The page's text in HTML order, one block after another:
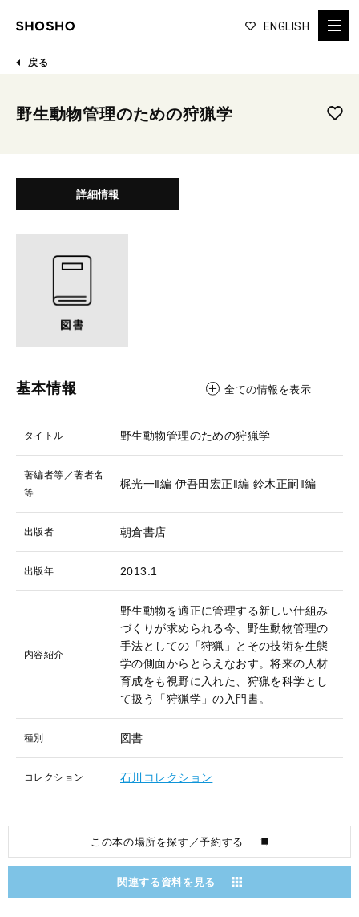
ENGLISH
戻る
野生動物管理のための狩猟学
詳細情報
基本情報 全ての情報を表示
タイトル 野生動物管理のための狩猟学
著編者等／著者名
等
梶光一‖編 伊吾田宏正‖編 鈴木正嗣‖編
出版者 朝倉書店
出版年 2013.1
内容紹介
野生動物を適正に管理する新しい仕組み
づくりが求められる今、野生動物管理の
手法としての「狩猟」とその技術を生態
学の側面からとらえなおす。将来の人材
育成をも視野に入れた、狩猟を科学とし
て扱う「狩猟学」の入門書。
種別 図書
コレクション 石川コレクション
この本の場所を探す／予約する
関連する資料を見る